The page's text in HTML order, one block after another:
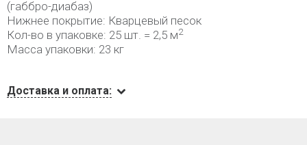
(габбро-диабаз)
Нижнее покрытие: Кварцевый песок
Кол-во в упаковке: 25 шт. = 2,5 м2
Масса упаковки: 23 кг
Доставка и оплата: